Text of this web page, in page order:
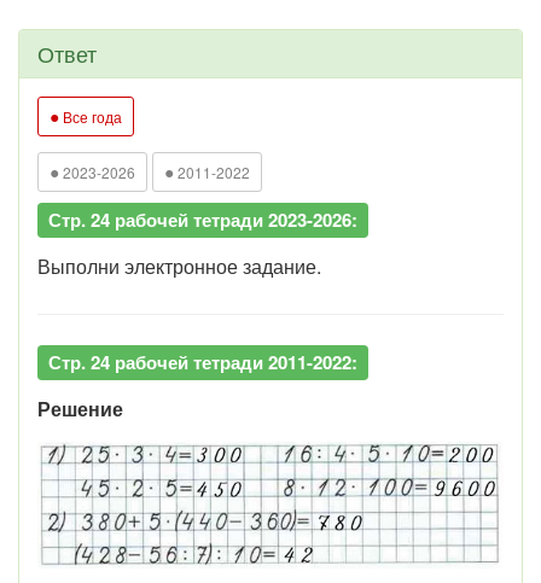
Ответ
● Все года
● 2023-2026 ● 2011-2022
Стр. 24 рабочей тетради 2023-2026:
Выполни электронное задание.
Стр. 24 рабочей тетради 2011-2022:
Решение